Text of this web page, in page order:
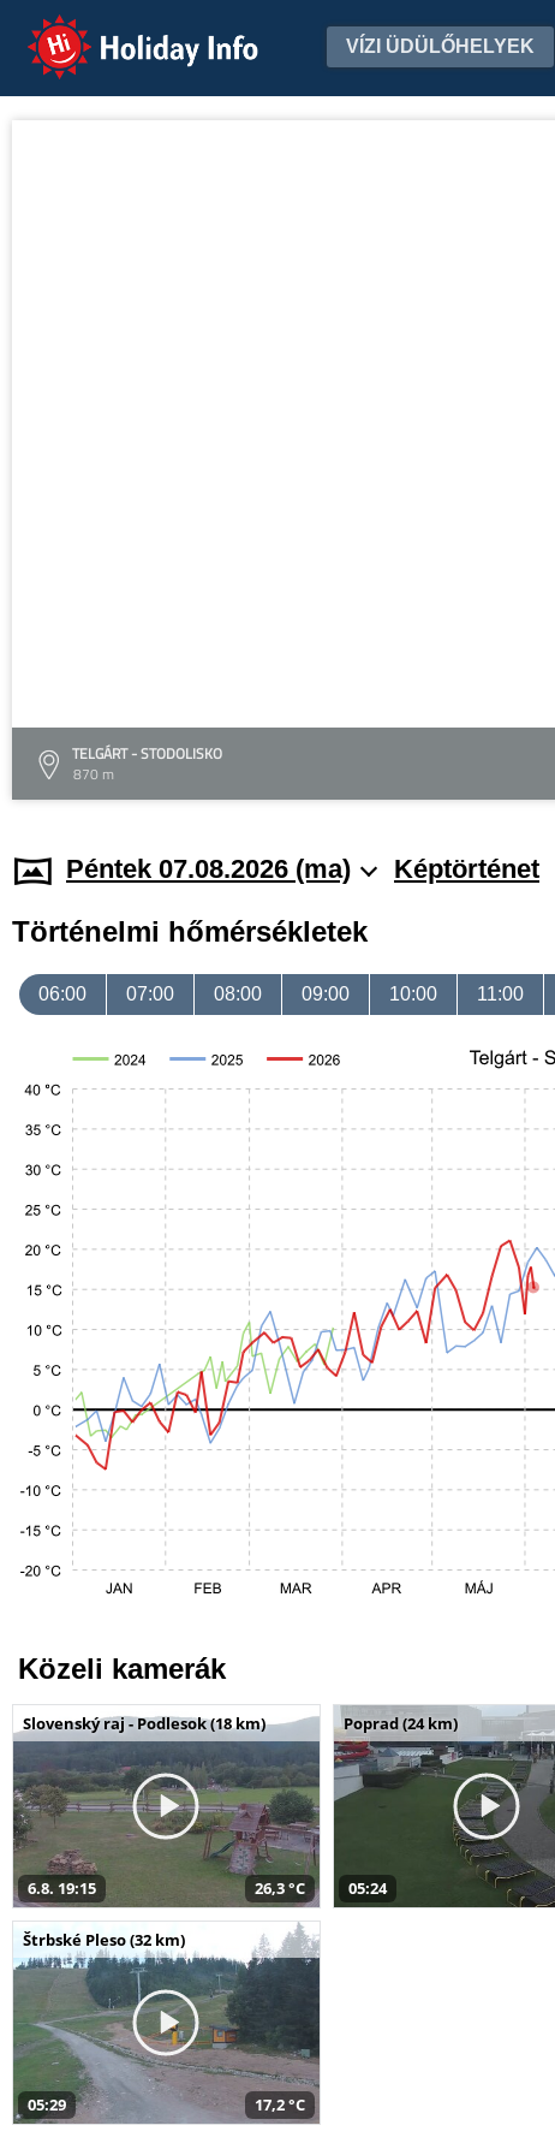
Holiday Info VÍZI ÜDÜLŐHELYEK
TELGÁRT - STODOLISKO
870 m
Péntek 07.08.2026 (ma) Képtörténet
Történelmi hőmérsékletek
06:00 07:00 08:00 09:00 10:00 11:00
Közeli kamerák
Slovenský raj - Podlesok (18 km)
6.8. 19:15 26,3 °C
Poprad (24 km)
05:24
Štrbské Pleso (32 km)
05:29 17,2 °C